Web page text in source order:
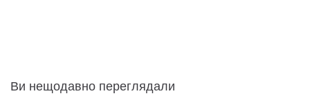
Ви нещодавно переглядали